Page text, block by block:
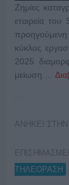
Ζημίες
εταιρεία
κύκλος
2025
μείωση …
ΑΝΗΚΕΙ ΣΤΗΝ
ΤΗΛΕΟΡΑΣΗ